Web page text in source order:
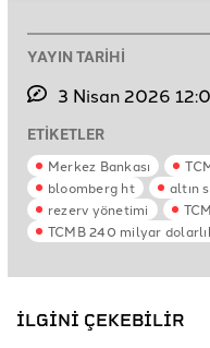
YAYIN TARİHİ
3 Nisan 2026
ETİKETLER
Merkez Bankası
bloomberg ht
altın
rezerv yönetimi
TCMB 240 milyar
İLGİNİ ÇEKEBİLİR